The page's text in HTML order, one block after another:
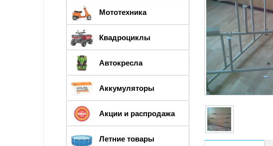
Мототехника
Квадроциклы
Автокресла
Аккумуляторы
Акции и распродажа
Летние товары